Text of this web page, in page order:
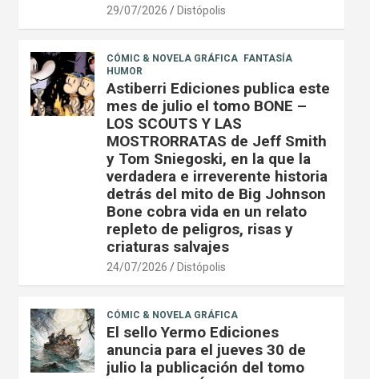
29/07/2026 Distópolis
CÓMIC & NOVELA GRÁFICA
FANTASÍA
HUMOR
Astiberri Ediciones publica este
mes de julio el tomo BONE –
LOS SCOUTS Y LAS
MOSTRORRATAS de Jeff Smith
y Tom Sniegoski, en la que la
verdadera e irreverente historia
detrás del mito de Big Johnson
Bone cobra vida en un relato
repleto de peligros, risas y
criaturas salvajes
24/07/2026 Distópolis
CÓMIC & NOVELA GRÁFICA
El sello Yermo Ediciones
anuncia para el jueves 30 de
julio la publicación del tomo